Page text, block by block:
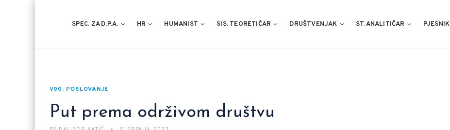
SPEC. ZA D.P.A. HR HUMANIST SIS. TEORETIČAR DRUŠTVENJAK ST. ANALITIČAR PJESNIK
V00. POSLOVANJE
Put prema održivom društvu